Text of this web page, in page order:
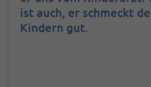
ist auch, er schmeckt
Kindern gut.